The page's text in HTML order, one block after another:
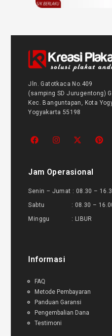
Jln. Gatotkaca No.409
(samping SD Jurugentong)
Kec. Banguntapan, Kota
Yogyakarta 55198
Jam Operasional
Senin – Jumat : 08.30 –
Sabtu : 08.30 –
Minggu : LIBUR
Informasi
FAQ
Metode Pembayaran
Panduan Garansi
Pengembalian Dana
Testimoni